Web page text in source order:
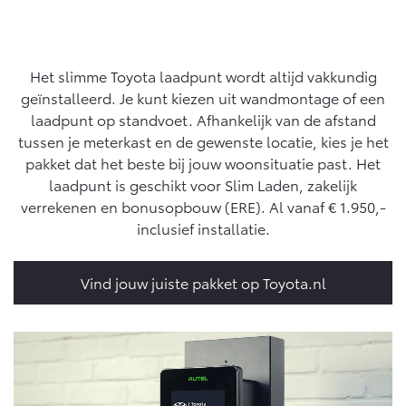
HYBRIDE
Vanaf € 33.495,-
HYBRIDE
Vanaf € 35.495,-
Onderhoud op Maat
APK
Airco check
Vakantiecheck
Hybride Zekerheid Controle
Toyota handleidingen
Toyota Service Informatie (SIL)
Schade & Garantie
Toyota Pechhulp
Schade & Glasherstel
10 jaar Toyota garantie
Wat is Private Lease?
Bereken je maandbedrag
Private Lease voor ZZP
Financieren
Toyota Betaalplan
Oplaadservice
Thuislaadpakketten
Laadpas
Zakelijk
Toyota voor de zaak
Leaserijder
ZZP
Wagenparkbeheer
Contact zakelijke markt
Leasen
Financial Lease
Operational Lease
Werkplaatsafspraak maken
Contact en Route
Schade melden
Plan een proefrit
Bekijk de verwachte modellen
Het slimme Toyota laadpunt wordt altijd vakkundig
geïnstalleerd. Je kunt kiezen uit wandmontage of een
laadpunt op standvoet. Afhankelijk van de afstand
tussen je meterkast en de gewenste locatie, kies je het
pakket dat het beste bij jouw woonsituatie past. Het
laadpunt is geschikt voor Slim Laden, zakelijk
verrekenen en bonusopbouw (ERE). Al vanaf € 1.950,-
inclusief installatie.
Vind jouw juiste pakket op Toyota.nl